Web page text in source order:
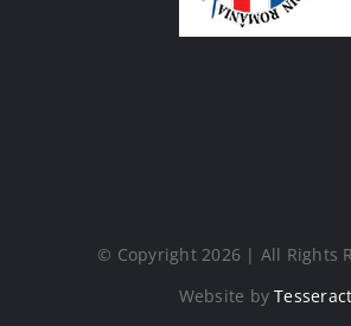
© Copyright 2026 | All Rights
Website byTesseract